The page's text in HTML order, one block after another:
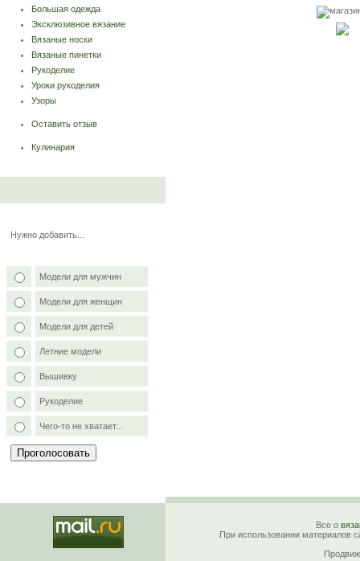
Большая одежда
Эксклюзивное вязание
Вязаные носки
Вязаные пинетки
Рукоделие
Уроки рукоделия
Узоры
Оставить отзыв
Кулинария
Нужно добавить...
Модели для мужчин
Модели для женщин
Модели для детей
Летние модели
Вышивку
Рукоделие
Чего-то не хватает...
Все о
При использовании материалов